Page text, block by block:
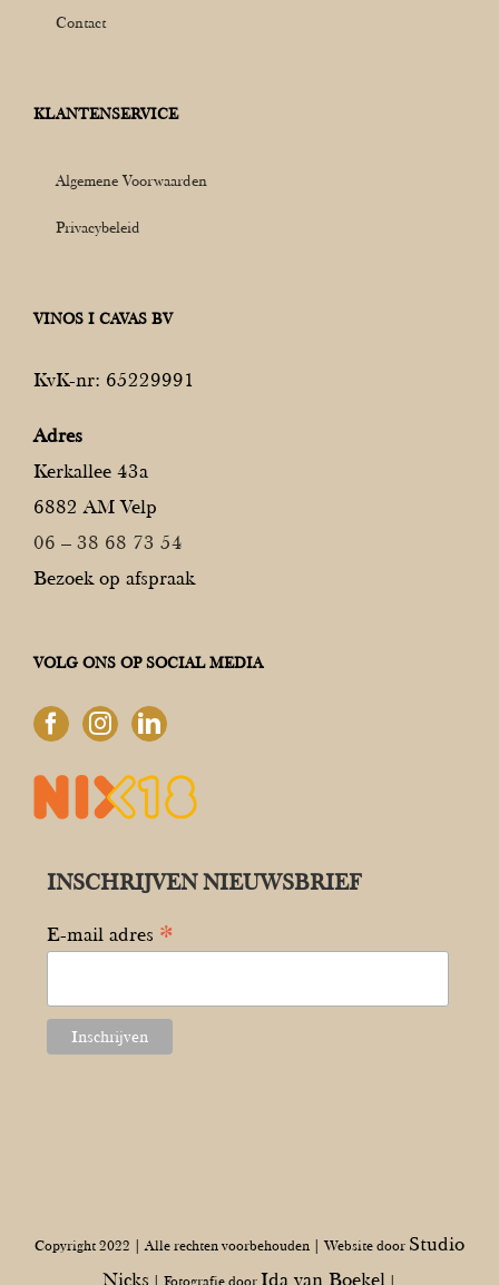
Contact
KLANTENSERVICE
Algemene Voorwaarden
Privacybeleid
VINOS I CAVAS BV
KvK-nr: 65229991
Adres
Kerkallee 43a
6882 AM Velp
06 – 38 68 73 54
Bezoek op afspraak
VOLG ONS OP SOCIAL MEDIA
INSCHRIJVEN NIEUWSBRIEF
E-mail adres *
Copyright 2022 | Alle rechten voorbehouden | Website door Studio
Nicks | Fotografie door Ida van Boekel